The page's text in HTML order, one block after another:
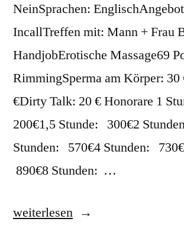
NeinSprachen:
IncallTreffen mit: Mann + Frau
HandjobErotische Massage69
RimmingSperma am Körper:
€Dirty Talk: 20 € Honorare 1
200€1,5 Stunde: 300€2
Stunden: 570€4 Stunden:
890€8 Stunden: …
weiterlesen